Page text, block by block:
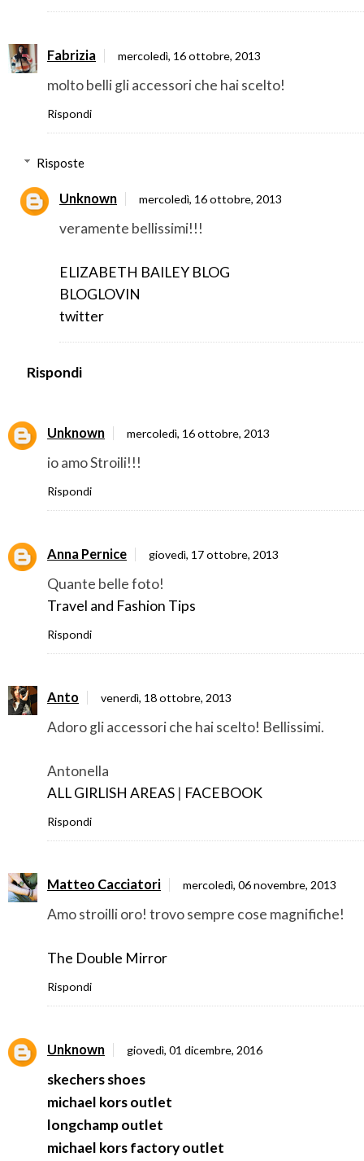
Fabrizia mercoledì, 16 ottobre, 2013
molto belli gli accessori che hai scelto!
Rispondi
Risposte
Unknown mercoledì, 16 ottobre, 2013
veramente bellissimi!!!
ELIZABETH BAILEY BLOG
BLOGLOVIN
twitter
Rispondi
Unknown mercoledì, 16 ottobre, 2013
io amo Stroili!!!
Rispondi
Anna Pernice giovedì, 17 ottobre, 2013
Quante belle foto!
Travel and Fashion Tips
Rispondi
Anto venerdì, 18 ottobre, 2013
Adoro gli accessori che hai scelto! Bellissimi.
Antonella
ALL GIRLISH AREAS | FACEBOOK
Rispondi
Matteo Cacciatori mercoledì, 06 novembre, 2013
Amo stroilli oro! trovo sempre cose magnifiche!
The Double Mirror
Rispondi
Unknown giovedì, 01 dicembre, 2016
skechers shoes
michael kors outlet
longchamp outlet
michael kors factory outlet